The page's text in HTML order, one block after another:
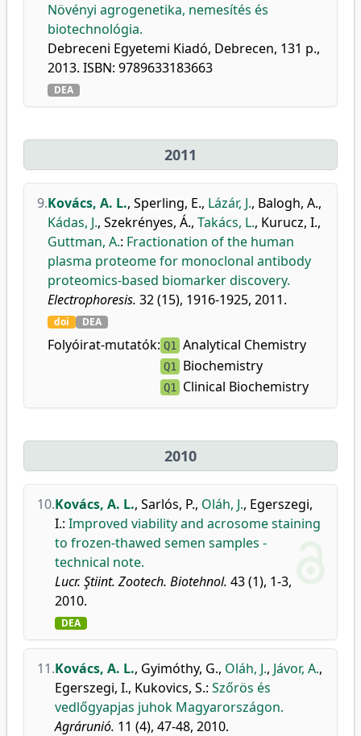
Növényi agrogenetika, nemesítés és
biotechnológia.
Debreceni Egyetemi Kiadó, Debrecen, 131 p.,
2013. ISBN: 9789633183663
DEA
2011
9.Kovács, A. L., Sperling, E., Lázár, J., Balogh, A.,
Kádas, J., Szekrényes, Á., Takács, L., Kurucz, I.,
Guttman, A.: Fractionation of the human
plasma proteome for monoclonal antibody
proteomics-based biomarker discovery.
Electrophoresis. 32 (15), 1916-1925, 2011.
doi DEA
Folyóirat-mutatók: Q1 Analytical Chemistry
Q1 Biochemistry
Q1 Clinical Biochemistry
2010
10.Kovács, A. L., Sarlós, P., Oláh, J., Egerszegi,
I.: Improved viability and acrosome staining
to frozen-thawed semen samples -
technical note.
Lucr. Ştiint. Zootech. Biotehnol. 43 (1), 1-3,
2010.
DEA
11.Kovács, A. L., Gyimóthy, G., Oláh, J., Jávor, A.,
Egerszegi, I., Kukovics, S.: Szőrös és
vedlőgyapjas juhok Magyarországon.
Agrárunió. 11 (4), 47-48, 2010.